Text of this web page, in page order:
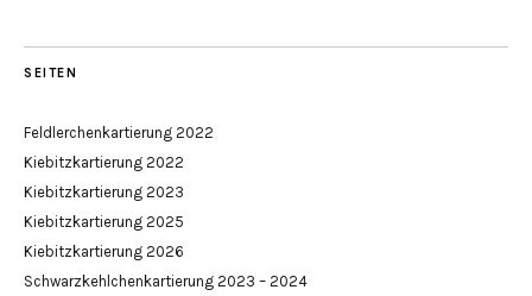
SEITEN
Feldlerchenkartierung 2022
Kiebitzkartierung 2022
Kiebitzkartierung 2023
Kiebitzkartierung 2025
Kiebitzkartierung 2026
Schwarzkehlchenkartierung 2023 – 2024